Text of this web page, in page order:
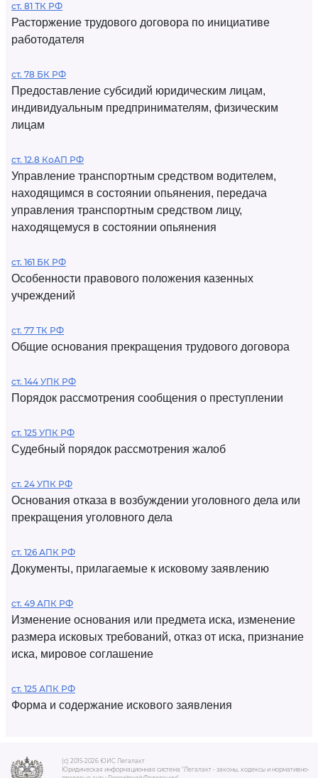
ст. 81 ТК РФ
Расторжение трудового договора по инициативе
работодателя
ст. 78 БК РФ
Предоставление субсидий юридическим лицам,
индивидуальным предпринимателям, физическим
лицам
ст. 12.8 КоАП РФ
Управление транспортным средством водителем,
находящимся в состоянии опьянения, передача
управления транспортным средством лицу,
находящемуся в состоянии опьянения
ст. 161 БК РФ
Особенности правового положения казенных
учреждений
ст. 77 ТК РФ
Общие основания прекращения трудового договора
ст. 144 УПК РФ
Порядок рассмотрения сообщения о преступлении
ст. 125 УПК РФ
Судебный порядок рассмотрения жалоб
ст. 24 УПК РФ
Основания отказа в возбуждении уголовного дела или
прекращения уголовного дела
ст. 126 АПК РФ
Документы, прилагаемые к исковому заявлению
ст. 49 АПК РФ
Изменение основания или предмета иска, изменение
размера исковых требований, отказ от иска, признание
иска, мировое соглашение
ст. 125 АПК РФ
Форма и содержание искового заявления
(c) 2015-2026 ЮИС Легалакт
Юридическая информационная система "Легалакт - законы, кодексы и нормативно-